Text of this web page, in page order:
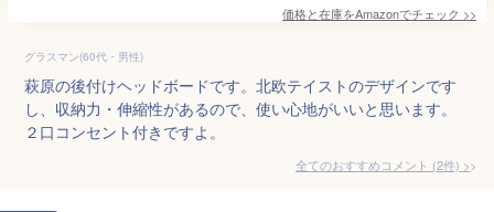
価格と在庫をAmazonでチェック >>
グラスマン(60代・男性)
萩原の後付けヘッドボードです。北欧テイストのデザインです
し、収納力・伸縮性があるので、使い心地がいいと思います。
２口コンセント付きですよ。
全てのおすすめコメント (2件) >